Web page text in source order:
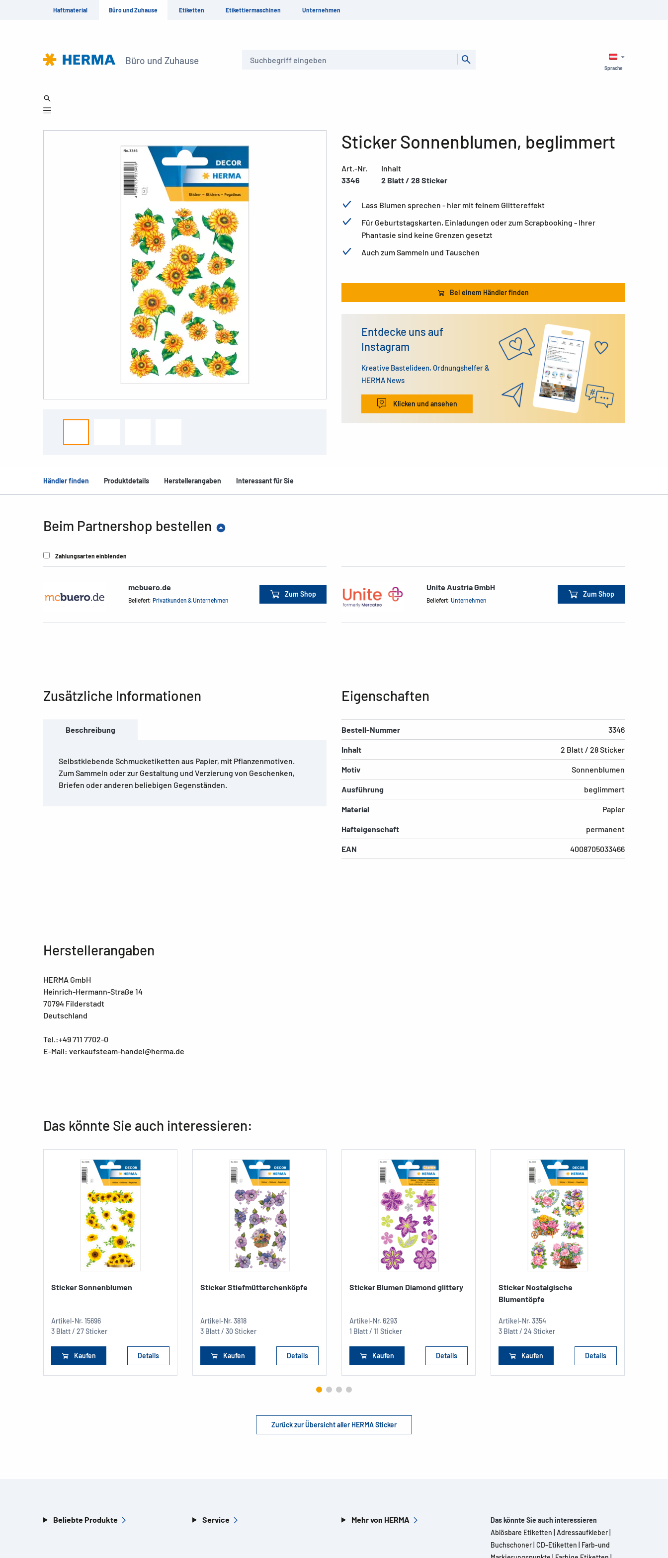
Haftmaterial Büro und Zuhause Etiketten Etikettiermaschinen Unternehmen
Büro und Zuhause
Sprache
Sticker Sonnenblumen, beglimmert
Art.-Nr.
3346
Inhalt
2 Blatt / 28 Sticker
Lass Blumen sprechen - hier mit feinem Glittereffekt
Für Geburtstagskarten, Einladungen oder zum Scrapbooking - Ihrer
Phantasie sind keine Grenzen gesetzt
Auch zum Sammeln und Tauschen
Bei einem Händler finden
Entdecke uns auf
Instagram
Kreative Bastelideen, Ordnungshelfer &
HERMA News
Klicken und ansehen
Händler finden Produktdetails Herstellerangaben Interessant für Sie
Beim Partnershop bestellen
Zahlungsarten einblenden
mcbuero.de
Beliefert: Privatkunden & Unternehmen
Zum Shop
Unite Austria GmbH
Beliefert: Unternehmen
Zum Shop
Zusätzliche Informationen
Beschreibung
Selbstklebende Schmucketiketten aus Papier, mit Pflanzenmotiven.
Zum Sammeln oder zur Gestaltung und Verzierung von Geschenken,
Briefen oder anderen beliebigen Gegenständen.
Eigenschaften
Bestell-Nummer 3346
Inhalt 2 Blatt / 28 Sticker
Motiv Sonnenblumen
Ausführung beglimmert
Material Papier
Hafteigenschaft permanent
EAN 4008705033466
Herstellerangaben
HERMA GmbH
Heinrich-Hermann-Straße 14
70794 Filderstadt
Deutschland
Tel.:+49 711 7702-0
E-Mail: verkaufsteam-handel@herma.de
Das könnte Sie auch interessieren:
Sticker Sonnenblumen
Artikel-Nr. 15696
3 Blatt / 27 Sticker
Kaufen Details
Sticker Stiefmütterchenköpfe
Artikel-Nr. 3818
3 Blatt / 30 Sticker
Kaufen Details
Sticker Blumen Diamond glittery
Artikel-Nr. 6293
1 Blatt / 11 Sticker
Kaufen Details
Sticker Nostalgische
Blumentöpfe
Artikel-Nr. 3354
3 Blatt / 24 Sticker
Kaufen Details
Zurück zur Übersicht aller HERMA Sticker
Beliebte Produkte Service Mehr von HERMA
Das könnte Sie auch interessieren
Ablösbare Etiketten Adressaufkleber
Buchschoner CD-Etiketten
Farb-und